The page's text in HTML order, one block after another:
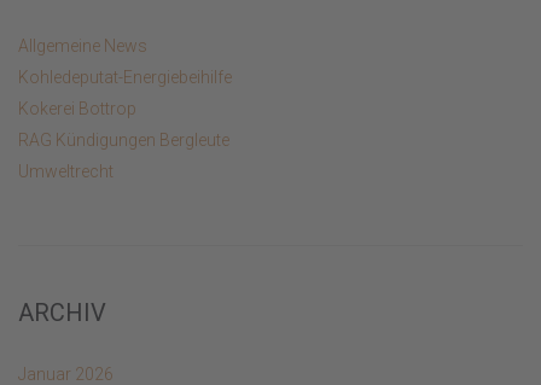
Allgemeine News
Kohledeputat-Energiebeihilfe
Kokerei Bottrop
RAG Kündigungen Bergleute
Umweltrecht
ARCHIV
Januar 2026